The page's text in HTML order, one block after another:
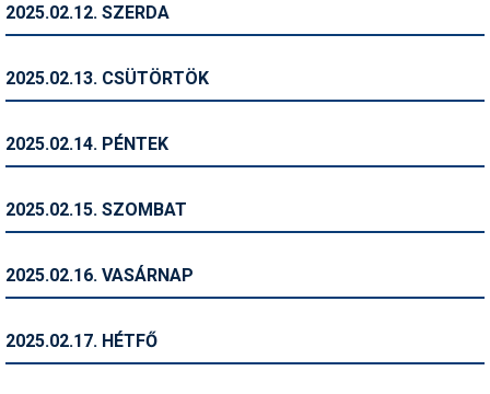
Sífelszerelés
Símánia
Síszerviz
2025.02.12. SZERDA
2025.02.13. CSÜTÖRTÖK
2025.02.14. PÉNTEK
2025.02.15. SZOMBAT
2025.02.16. VASÁRNAP
2025.02.17. HÉTFŐ